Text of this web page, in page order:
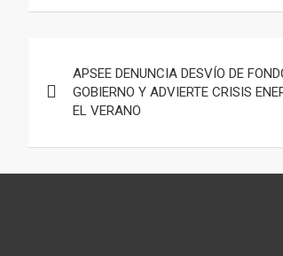
de
APSEE DENUNCIA DESVÍO DE
GOBIERNO Y ADVIERTE CRISIS
EL VERANO